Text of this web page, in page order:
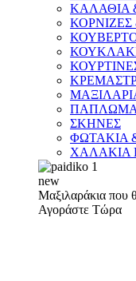
ΚΑΛΑΘΙΑ
ΚΟΡΝΙΖΕΣ
ΣΚΗΝΕΣ
ΦΩΤΑΚΙΑ
ΧΑΛΑΚΙΑ
new
Μαξιλαράκια που
Αγοράστε Τώρα